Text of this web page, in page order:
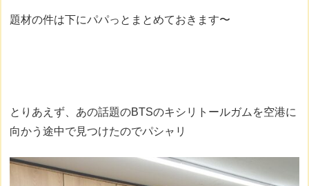
題材の件は下にパパっとまとめておきます〜
とりあえず、あの話題のBTSのキシリトールガムを空港に
向かう途中で見つけたのでパシャリ